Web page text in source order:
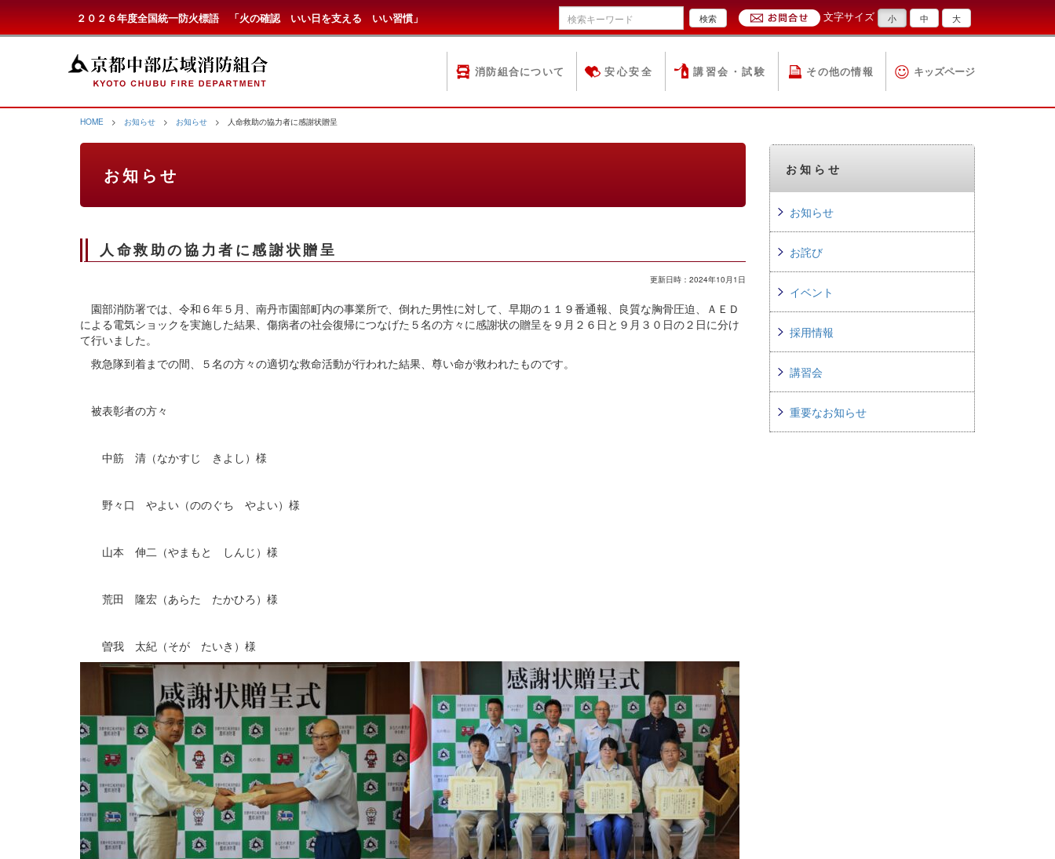
２０２６年度全国統一防火標語 「火の確認 いい日を支える いい習慣」 文字サイズ 小 中 大
検索
消防組合について 安心安全 講習会・試験 その他の情報 キッズページ
HOME > お知らせ > お知らせ > 人命救助の協力者に感謝状贈呈
お知らせ
人命救助の協力者に感謝状贈呈
更新日時：2024年10月1日
園部消防署では、令和６年５月、南丹市園部町内の事業所で、倒れた男性に対して、早期の１１９番通報、良質な胸骨圧迫、ＡＥＤ
による電気ショックを実施した結果、傷病者の社会復帰につなげた５名の方々に感謝状の贈呈を９月２６日と９月３０日の２日に分け
て行いました。
救急隊到着までの間、５名の方々の適切な救命活動が行われた結果、尊い命が救われたものです。
被表彰者の方々
中筋 清（なかすじ きよし）様
野々口 やよい（ののぐち やよい）様
山本 伸二（やまもと しんじ）様
荒田 隆宏（あらた たかひろ）様
曽我 太紀（そが たいき）様
お知らせ
お知らせ
お詫び
イベント
採用情報
講習会
重要なお知らせ